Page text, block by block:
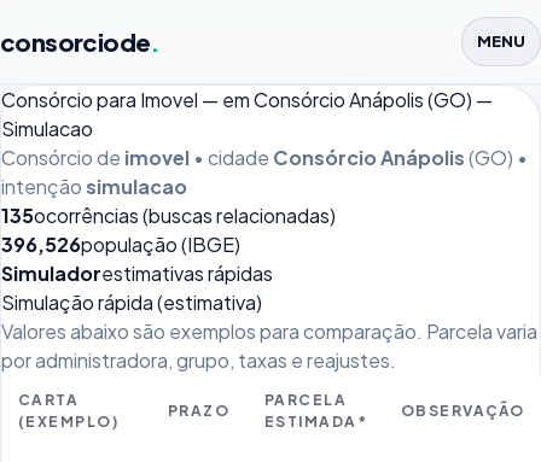
consorciode. MENU
Consórcio para Imovel — em Consórcio Anápolis (GO) —
Simulacao
Consórcio de imovel • cidade Consórcio Anápolis(GO) •
intençãosimulacao
135ocorrências (buscas relacionadas)
396,526população (IBGE)
Simuladorestimativas rápidas
Simulação rápida (estimativa)
Valores abaixo são exemplos para comparação. Parcela varia
por administradora, grupo, taxas e reajustes.
CARTA
(EXEMPLO)
PRAZO
PARCELA
ESTIMADA*
OBSERVAÇÃO